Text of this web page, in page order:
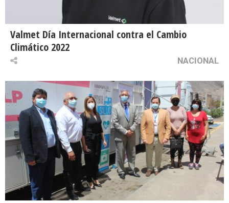
Valmet Día Internacional contra el Cambio
Climático 2022
NACIONAL